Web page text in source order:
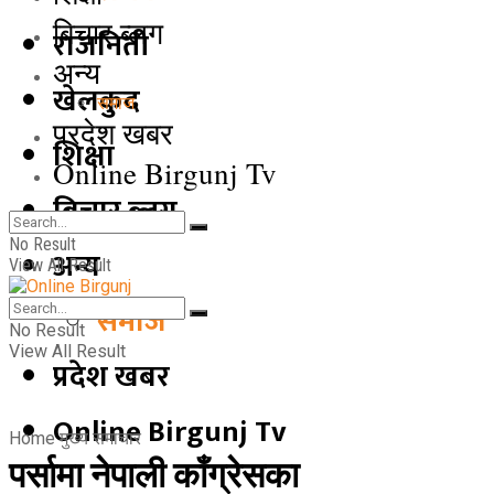
राजनिती
खेलकुद
शिक्षा
बिचार ब्लग
अन्य
समाज
प्रदेश खबर
Online Birgunj Tv
बिचार ब्लग
अन्य
समाज
प्रदेश खबर
Online Birgunj Tv
No Result
View All Result
No Result
View All Result
Home मुख्य समाचार
पर्सामा नेपाली काँग्रेसका